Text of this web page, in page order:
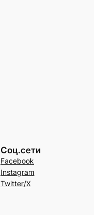
Соц.сети
Facebook
Instagram
Twitter/X